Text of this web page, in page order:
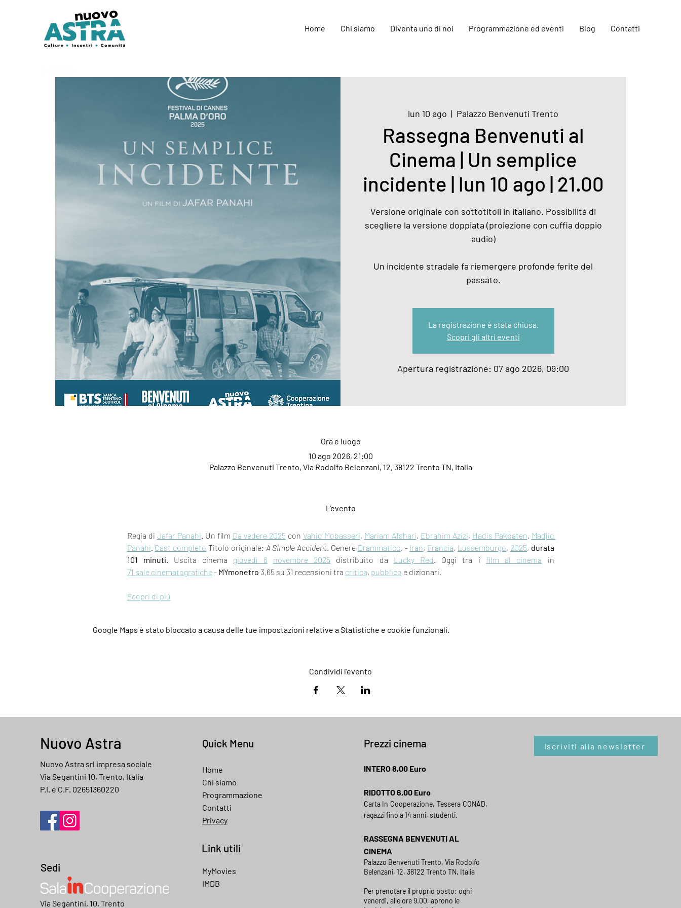
Home Chi siamo Diventa uno di noi Programmazione ed eventi Blog Contatti
lun 10 ago
  |
Palazzo Benvenuti Trento
Rassegna Benvenuti al
Cinema | Un semplice
incidente | lun 10 ago | 21.00
Versione originale con sottotitoli in italiano. Possibilità di
scegliere la versione doppiata (proiezione con cuffia doppio
audio)
Un incidente stradale fa riemergere profonde ferite del
passato.
La registrazione è stata chiusa.
Scopri gli altri eventi
Apertura registrazione: 07 ago 2026, 09:00
Ora e luogo
10 ago 2026, 21:00
Palazzo Benvenuti Trento, Via Rodolfo Belenzani, 12, 38122 Trento TN, Italia
L'evento
Regia di Jafar Panahi. Un film Da vedere 2025 con Vahid Mobasseri, Mariam Afshari, Ebrahim Azizi, Hadis Pakbaten, Madjid
Panahi. Cast completo Titolo originale: A Simple Accident. Genere Drammatico, - Iran, Francia, Lussemburgo, 2025, durata
101 minuti. Uscita cinema giovedì 6 novembre 2025 distribuito da Lucky Red. Oggi tra i film al cinema
71 sale cinematografiche - MYmonetro 3,65 su 31 recensioni tra critica, pubblico e dizionari.
Scopri di più
Google Maps è stato bloccato a causa delle tue impostazioni relative a Statistiche e cookie funzionali.
Condividi l'evento
Nuovo Astra
Nuovo Astra srl impresa sociale
Via Segantini 10, Trento, Italia
P.I. e C.F. 02651360220
Sedi
Via Segantini, 10, Trento
Quick Menu
Home
Chi siamo
Programmazione
Contatti
Privacy
Link utili
MyMovies
IMDB
Prezzi cinema
INTERO 8,00 Euro
RIDOTTO 6,00 Euro
Carta In Cooperazione, Tessera CONAD,
ragazzi fino a 14 anni, studenti.
RASSEGNA BENVENUTI AL
CINEMA
Palazzo Benvenuti Trento, Via Rodolfo
Belenzani, 12, 38122 Trento TN, Italia
Per prenotare il proprio posto: ogni
venerdì, alle ore 9.00, aprono le
Iscriviti alla newsletter